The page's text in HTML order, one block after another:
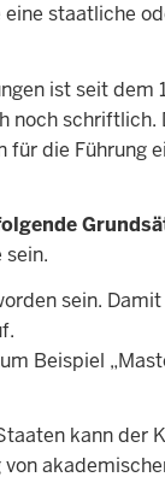
staatliche
ist seit dem
noch schriftlich.
die Führung
sein.
Beispiel
kann der